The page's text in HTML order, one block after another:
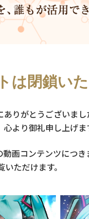
は 閉鎖い
りがとうございまし
より御礼申し上げま
画コンテンツにつき
ただけます。